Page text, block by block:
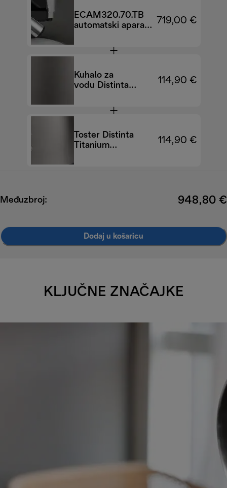
ECAM320.70.TB
automatski aparat
Plus
719,00 €
Kuhalo za
vodu Distinta
KBIN2001.TB
114,90 €
Toster Distinta
Titanium
114,90 €
Međuzbroj: 948,80 €
Dodaj u košaricu
KLJUČNE ZNAČAJKE